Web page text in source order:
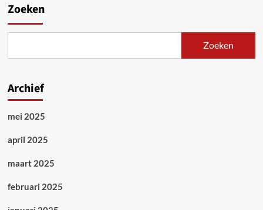
Zoeken
Zoeken
Archief
mei 2025
april 2025
maart 2025
februari 2025